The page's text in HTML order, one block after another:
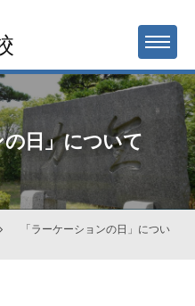
MENU
日」について
「ラーケーションの日」につい